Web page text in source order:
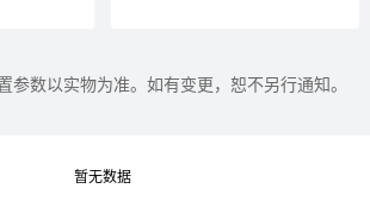
参数以实物为准。如有变更，恕不另行通知。
暂无数据